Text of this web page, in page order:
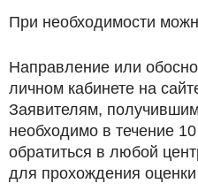
При необходимости
Направление или
личном кабинете на
Заявителям,
необходимо в течение
обратиться в любой
для прохождения